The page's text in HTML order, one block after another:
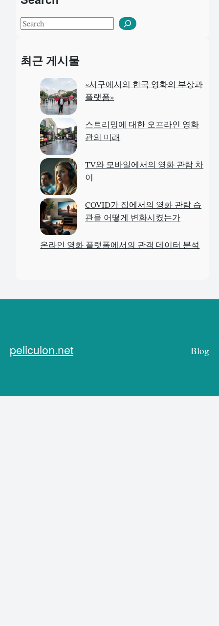
S
r
최근 게시물
«서구에서의 한국 영화의 부상과
플랫폼»
스트리밍에 대한 오프라인 영화
관의 미래
TV와 모바일에서의 영화 관람 차
이
COVID가 집에서의 영화 관람 습
관을 어떻게 변화시켰는가
온라인 영화 플랫폼에서의 관객 데이터 분석
peliculon.net Blog